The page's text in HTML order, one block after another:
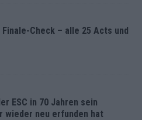
Check – alle 25 Acts und
ESC in 70 Jahren sein
wieder neu erfunden hat